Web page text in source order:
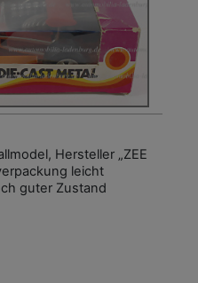
Hersteller „ZEE
leicht
guter Zustand